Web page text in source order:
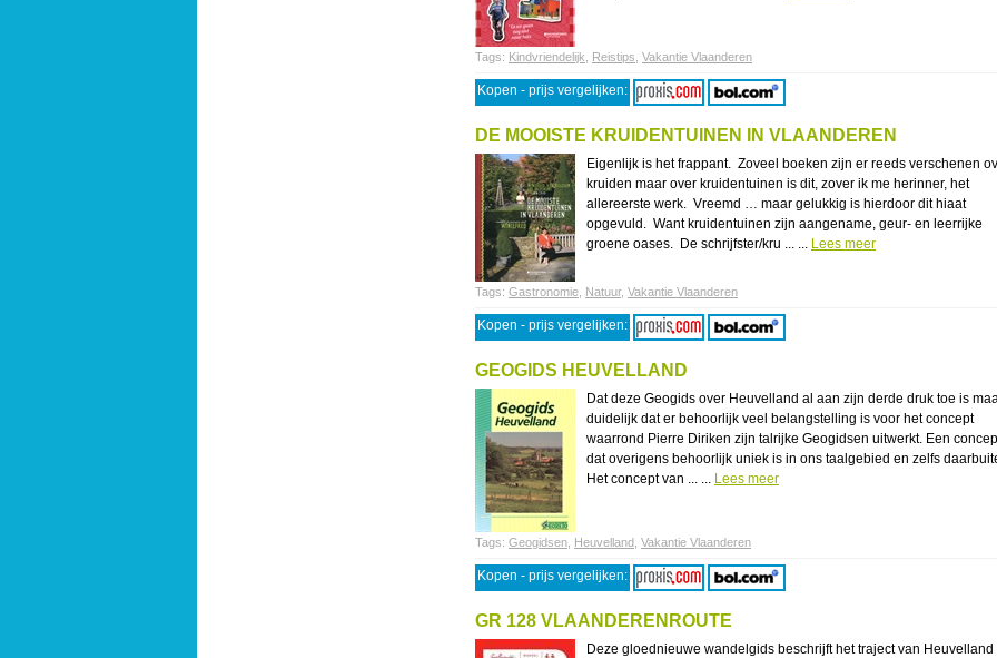
Tags: Kindvriendelijk Reistips Vakantie Vlaanderen
Kopen - prijs vergelijken:
DE MOOISTE KRUIDENTUINEN IN VLAANDEREN
Eigenlijk is het frappant. Zoveel boeken zijn er reeds verschenen
kruiden maar over kruidentuinen is dit, zover ik me herinner, het
allereerste werk. Vreemd … maar gelukkig is hierdoor dit hiaat
opgevuld. Want kruidentuinen zijn aangename, geur- en leerrijke
groene oases. De schrijfster/kru ... ... Lees meer
Tags: Gastronomie Natuur, Vakantie Vlaanderen
Kopen - prijs vergelijken:
GEOGIDS HEUVELLAND
Dat deze Geogids over Heuvelland al aan zijn derde druk toe is
duidelijk dat er behoorlijk veel belangstelling is voor het concept
waarrond Pierre Diriken zijn talrijke Geogidsen uitwerkt. Een
dat overigens behoorlijk uniek is in ons taalgebied en zelfs
Het concept van ... ... Lees meer
Tags: Geogidsen Heuvelland Vakantie Vlaanderen
Kopen - prijs vergelijken:
GR 128 VLAANDERENROUTE
Deze gloednieuwe wandelgids beschrijft het traject van Heuvelland